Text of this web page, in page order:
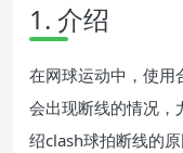
1. 介绍
在网球运动中，使用
会出现断线的情况，
绍clash球拍断线的